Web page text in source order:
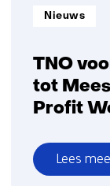
kunststof
TNO
tot
Profit
Informatietype:
Nieuws
Lees
over